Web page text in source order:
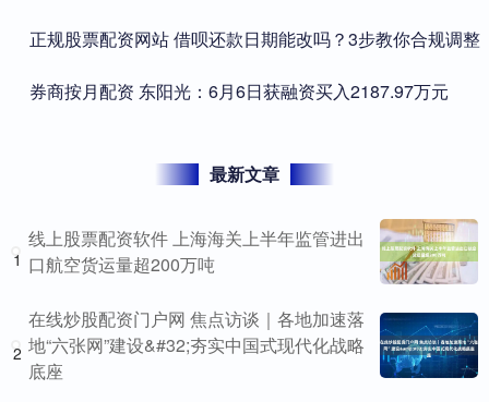
​正规股票配资网站 借呗还款日期能改吗？3步教你合规调整
​券商按月配资 东阳光：6月6日获融资买入2187.97万元
最新文章
1
线上股票配资软件 上海海关上半年监管进出
口航空货运量超200万吨
2
在线炒股配资门户网 焦点访谈｜各地加速落
地“六张网”建设&#32;夯实中国式现代化战略
底座